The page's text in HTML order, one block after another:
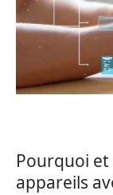
Pourquoi
appareils